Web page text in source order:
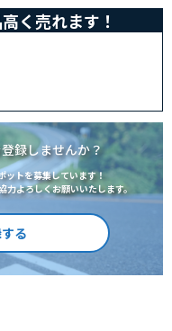
く売れます！
録しませんか？
ットを募集しています！
よろしくお願いいたします。
る